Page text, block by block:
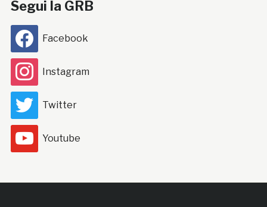
Segui la GRB
Facebook
Instagram
Twitter
Youtube